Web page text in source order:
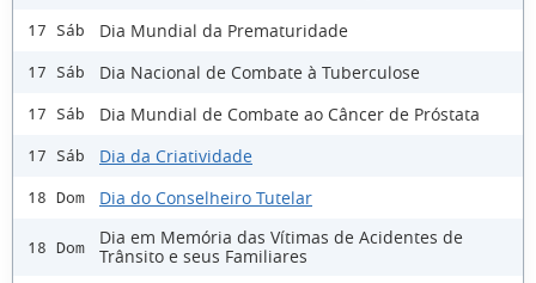
17 Sáb Dia Mundial da Prematuridade
17 Sáb Dia Nacional de Combate à Tuberculose
17 Sáb Dia Mundial de Combate ao Câncer de Próstata
17 Sáb Dia da Criatividade
18 Dom Dia do Conselheiro Tutelar
18 Dom
Dia em Memória das Vítimas de Acidentes de
Trânsito e seus Familiares